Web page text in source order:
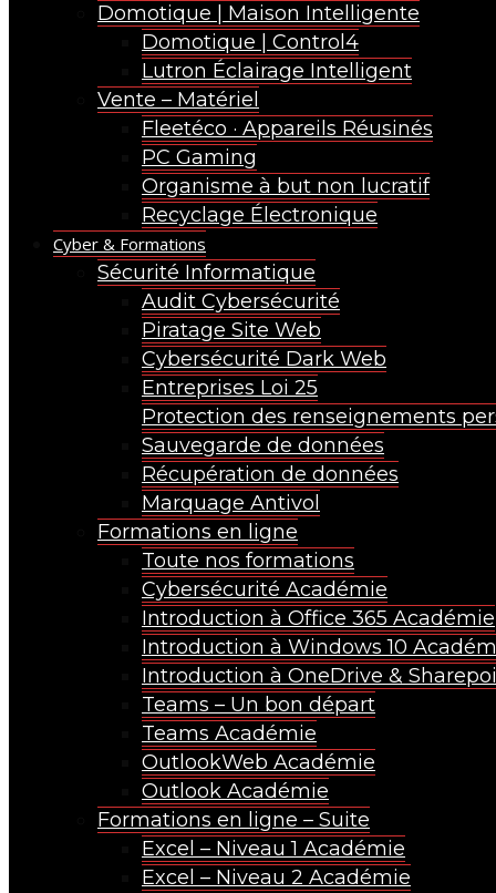
Domotique | Maison Intelligente
Domotique | Control4
Lutron Éclairage Intelligent
Vente – Matériel
Fleetéco · Appareils Réusinés
PC Gaming
Organisme à but non lucratif
Recyclage Électronique
Cyber & Formations
Sécurité Informatique
Audit Cybersécurité
Piratage Site Web
Cybersécurité Dark Web
Entreprises Loi 25
Protection des renseignements
Sauvegarde de données
Récupération de données
Marquage Antivol
Formations en ligne
Toute nos formations
Cybersécurité Académie
Introduction à Office 365 Académie
Introduction à Windows 10
Introduction à OneDrive &
Teams – Un bon départ
Teams Académie
OutlookWeb Académie
Outlook Académie
Formations en ligne – Suite
Excel – Niveau 1 Académie
Excel – Niveau 2 Académie